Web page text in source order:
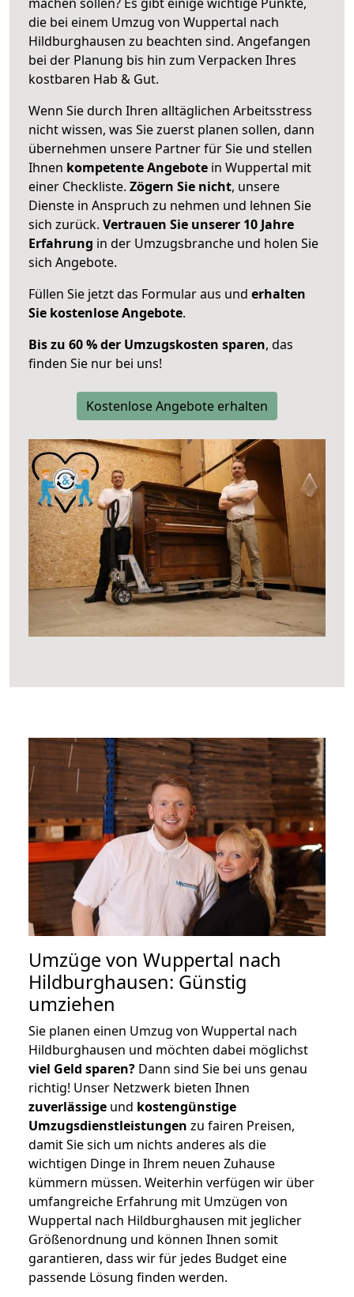
die bei einem Umzug von Wuppertal nach
Hildburghausen zu beachten sind. Angefangen
bei der Planung bis hin zum Verpacken Ihres
kostbaren Hab & Gut.
Wenn Sie durch Ihren alltäglichen Arbeitsstress
nicht wissen, was Sie zuerst planen sollen, dann
übernehmen unsere Partner für Sie und stellen
Ihnen kompetente Angebote in Wuppertal mit
einer Checkliste. Zögern Sie nicht, unsere
Dienste in Anspruch zu nehmen und lehnen Sie
sich zurück. Vertrauen Sie unserer 10 Jahre
Erfahrung in der Umzugsbranche und holen Sie
sich Angebote.
Füllen Sie jetzt das Formular aus und erhalten
Sie kostenlose Angebote.
Bis zu 60 % der Umzugskosten sparen, das
finden Sie nur bei uns!
Kostenlose Angebote erhalten
Umzüge von Wuppertal nach
Hildburghausen: Günstig
umziehen
Sie planen einen Umzug von Wuppertal nach
Hildburghausen und möchten dabei möglichst
viel Geld sparen? Dann sind Sie bei uns genau
richtig! Unser Netzwerk bieten Ihnen
zuverlässige und kostengünstige
Umzugsdienstleistungen zu fairen Preisen,
damit Sie sich um nichts anderes als die
wichtigen Dinge in Ihrem neuen Zuhause
kümmern müssen. Weiterhin verfügen wir über
umfangreiche Erfahrung mit Umzügen von
Wuppertal nach Hildburghausen mit jeglicher
Größenordnung und können Ihnen somit
garantieren, dass wir für jedes Budget eine
passende Lösung finden werden.